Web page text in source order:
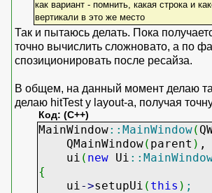
как вариант - помнить, какая строка и
вертикали в это же место
Так и пытаюсь делать. Пока
точно вычислить сложновато, а по
спозиционировать после ресайза.
В общем, на данный момент делаю
делаю hitTest у layout-а, получая
Код: (C++)
MainWindow:: MainWindow(
QMainWindow( parent ) ,
ui ( new Ui ::
{
ui ->setupUi ( this ) ;